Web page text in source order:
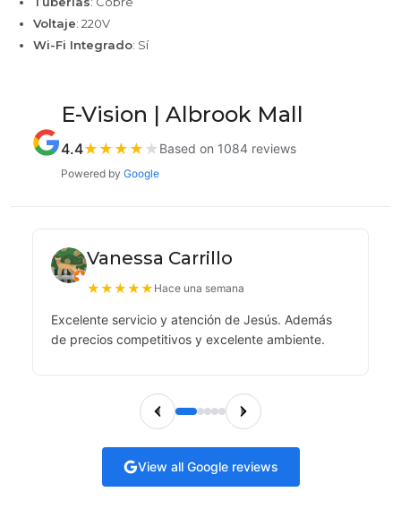
Voltaje: 220V
Wi-Fi Integrado: Sí
E-Vision | Albrook Mall
4.4★ ★ ★ ★ ★ Based on 1084 reviews
Powered by Google
Vanessa Carrillo
★★★★★ Hace una semana
Excelente servicio y atención de Jesús. Además
de precios competitivos y excelente ambiente.
View all Google reviews